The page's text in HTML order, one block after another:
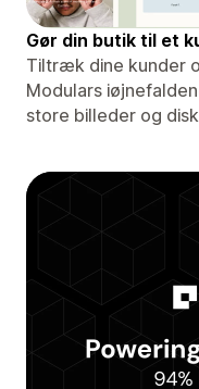
Gør din butik til et
Tiltræk dine kunder
Modulars
store billeder og